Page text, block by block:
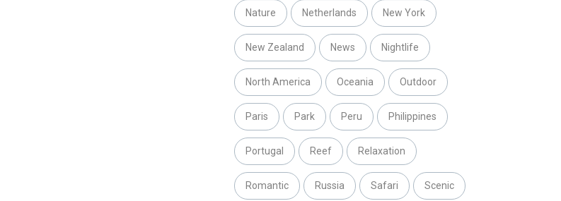
Nature Netherlands New York
New Zealand News Nightlife
North America Oceania Outdoor
Paris Park Peru Philippines
Portugal Reef Relaxation
Romantic Russia Safari Scenic